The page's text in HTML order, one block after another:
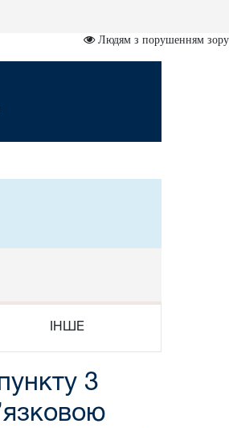
Людям з порушенням зору
ІНШЕ
3